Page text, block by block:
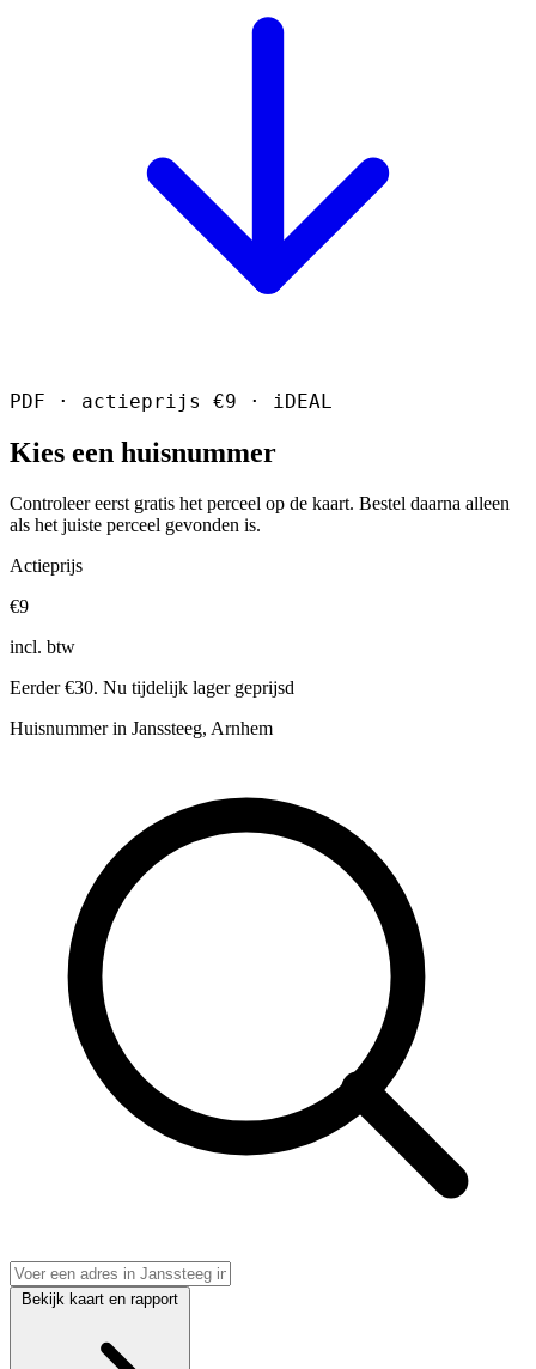
PDF · actieprijs €9 · iDEAL
Kies een huisnummer
Controleer eerst gratis het perceel op de kaart. Bestel daarna alleen
als het juiste perceel gevonden is.
Actieprijs
€9
incl. btw
Eerder €30. Nu tijdelijk lager geprijsd
Huisnummer in Janssteeg, Arnhem
Bekijk kaart en rapport